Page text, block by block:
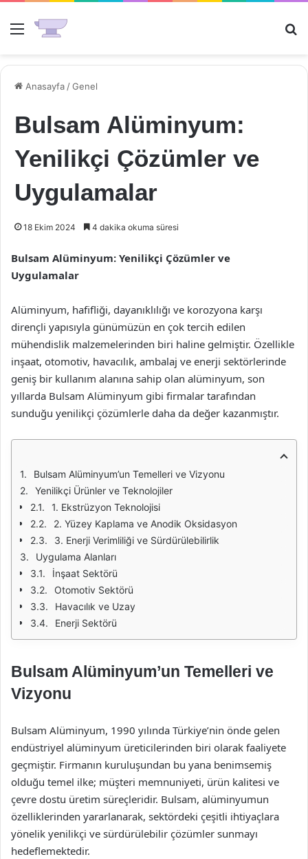
Menü
Anasayfa /Genel
Bulsam Alüminyum:
Yenilikçi Çözümler ve
Uygulamalar
18 Ekim 2024 4 dakika okuma süresi
Bulsam Alüminyum: Yenilikçi Çözümler ve
Uygulamalar
Alüminyum, hafifliği, dayanıklılığı ve korozyona karşı
dirençli yapısıyla günümüzün en çok tercih edilen
mühendislik malzemelerinden biri haline gelmiştir. Özellikle
inşaat, otomotiv, havacılık, ambalaj ve enerji sektörlerinde
geniş bir kullanım alanına sahip olan alüminyum, son
yıllarda Bulsam Alüminyum gibi firmalar tarafından
sunduğu yenilikçi çözümlerle daha da değer kazanmıştır.
Bulsam Alüminyum’un Temelleri ve Vizyonu
Yenilikçi Ürünler ve Teknolojiler
1. Ekstrüzyon Teknolojisi
2. Yüzey Kaplama ve Anodik Oksidasyon
3. Enerji Verimliliği ve Sürdürülebilirlik
Uygulama Alanları
İnşaat Sektörü
Otomotiv Sektörü
Havacılık ve Uzay
Enerji Sektörü
Bulsam Alüminyum’un Temelleri ve
Vizyonu
Bulsam Alüminyum, 1990 yılında Türkiye’nin önde gelen
endüstriyel alüminyum üreticilerinden biri olarak faaliyete
geçmiştir. Firmanın kuruluşundan bu yana benimsemiş
olduğu temel ilke; müşteri memnuniyeti, ürün kalitesi ve
çevre dostu üretim süreçleridir. Bulsam, alüminyumun
özelliklerinden yararlanarak, sektördeki çeşitli ihtiyaçlara
yönelik yenilikçi ve sürdürülebilir çözümler sunmayı
hedeflemektedir.